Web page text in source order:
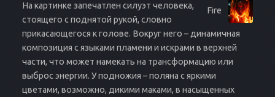
Fire
На картинке запечатлен силуэт человека,
стоящего с поднятой рукой, словно
прикасающегося к голове. Вокруг него – динамичная
композиция с языками пламени и искрами в верхней
части, что может намекать на трансформацию или
выброс энергии. У подножия – поляна с яркими
цветами, возможно, дикими маками, в насыщенных